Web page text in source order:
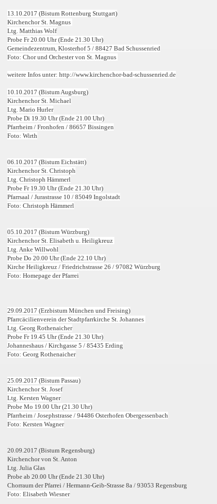
13.10.2017 (Bistum Rottenburg Stuttgart)
Kirchenchor St. Magnus
Ltg. Matthias Wolf
Probe Fr 20.00 Uhr (Ende 21.30 Uhr)
Gemeindezentrum, Klosterhof 5 / 88427 Bad Schussenried
Foto: Chor und Orchester von St. Magnus
weitere Infos unter: http://www.kirchenchor-bad-schussenried.de
10.10.2017 (Bistum Augsburg)
Kirchenchor St. Michael
Ltg. Mario Hurler
Probe Di 19.30 Uhr (Ende 21.00 Uhr)
Pfarrheim / Fronhofen / 86657 Bissingen
Foto: Wirth
06.10.2017 (Bistum Eichstätt)
Kirchenchor St. Christoph
Ltg. Christoph Hämmerl
Probe Fr 19.30 Uhr (Ende 21.30 Uhr)
Pfarrsaal / Jurastrasse 10 / 85049 Ingolstadt
Foto: Christoph Hämmerl
05.10.2017 (Bistum Würzburg)
Kirchenchor St. Elisabeth u. Heiligkreuz
Ltg. Anke Willwohl
Probe Do 20.00 Uhr (Ende 22.10 Uhr)
Kirche Heiligkreuz / Friedrichstrasse 26 / 97082 Würzburg
Foto: Homepage der Pfarrei
29.09.2017 (Erzbistum München und Freising)
Pfarrcäcilienverein der Stadtpfarrkirche St. Johannes
Ltg. Georg Rothenaicher
Probe Fr 19.45 Uhr (Ende 21.30 Uhr)
Johanneshaus / Kirchgasse 5 / 85435 Erding
Foto: Georg Rothenaicher
25.09.2017 (Bistum Passau)
Kirchenchor St. Josef
Ltg. Kersten Wagner
Probe Mo 19.00 Uhr (21.30 Uhr)
Pfarrheim / Josephstrasse / 94486 Osterhofen Obergessenbach
Foto: Kersten Wagner
20.09.2017 (Bistum Regensburg)
Kirchenchor von St. Anton
Ltg. Julia Glas
Probe ab 20.00 Uhr (Ende 21.30 Uhr)
Chorraum der Pfarrei / Hermann-Geib-Strasse 8a / 93053 Regensburg
Foto: Elisabeth Wiesner